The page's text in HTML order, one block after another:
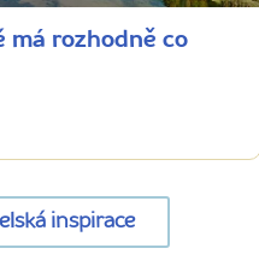
má rozhodně co
inspirace